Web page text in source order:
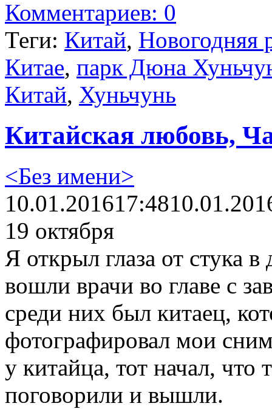
Комментариев: 0
Теги: Китай, Новогодняя
Китае, парк Дюна
Китай, Хуньчунь
Китайская любовь,
<Без имени>
10.01.201617:48
19 октября
Я открыл глаза от стука
вошли врачи во главе с
среди них был китаец,
фотографировал мои
у китайца, тот начал,
поговорили и вышли.